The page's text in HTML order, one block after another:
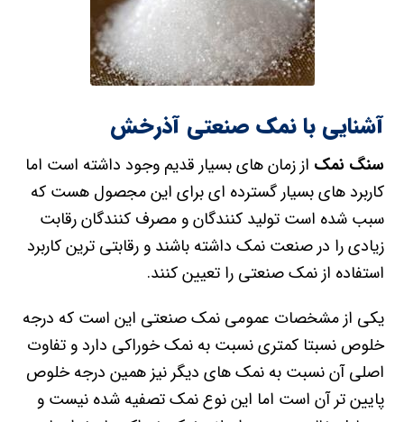
آشنایی با نمک صنعتی آذرخش
سنگ نمک از زمان های بسیار قدیم وجود داشته است اما
کاربرد های بسیار گسترده ای برای این مجصول هست که
سبب شده است تولید کنندگان و مصرف کنندگان رقابت
زیادی را در صنعت نمک داشته باشند و رقابتی ترین کاربرد
استفاده از نمک صنعتی را تعیین کنند.
یکی از مشخصات عمومی نمک صنعتی این است که درجه
خلوص نسبتا کمتری نسبت به نمک خوراکی دارد و تفاوت
اصلی آن نسبت به نمک های دیگر نیز همین درجه خلوص
پایین تر آن است اما این نوع نمک تصفیه شده نیست و